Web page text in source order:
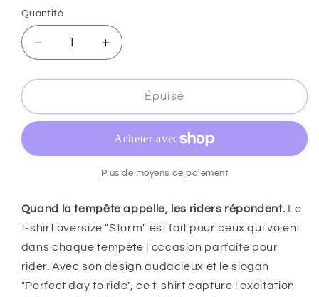
Quantité
Réduire
la
quantité
T-
Storm
Augmenter
la
quantité
T-
Oversize
Storm
Épuisé
Plus de moyens de paiement
Quand la tempête appelle, les riders répondent. Le
t-shirt oversize "Storm" est fait pour ceux qui voient
dans chaque tempête l'occasion parfaite pour
rider. Avec son design audacieux et le slogan
"Perfect day to ride", ce t-shirt capture l'excitation